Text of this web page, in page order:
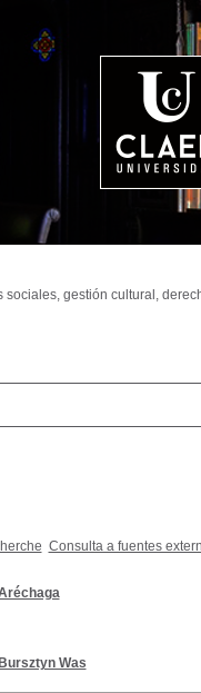
Consulta a fuentes
Was
gestión cultural,